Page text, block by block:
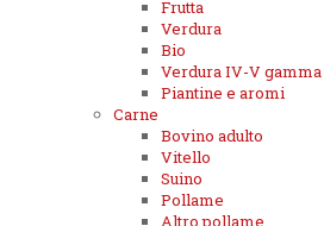
Frutta
Verdura
Bio
Verdura IV-V gamma
Piantine e aromi
Carne
Bovino adulto
Vitello
Suino
Pollame
Altro pollame